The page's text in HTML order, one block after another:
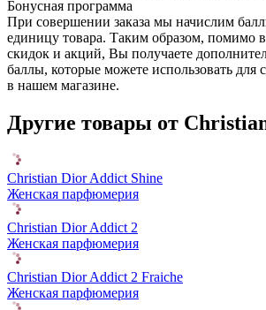
Бонусная программа
При совершении заказа мы начислим
единицу товара. Таким образом, помимо
скидок и акций, Вы получаете
баллы, которые можете использовать для
в нашем магазине.
Другие товары от
Christian Dior Addict Shine
Женская парфюмерия
Christian Dior Addict 2
Женская парфюмерия
Christian Dior Addict 2 Fraiche
Женская парфюмерия